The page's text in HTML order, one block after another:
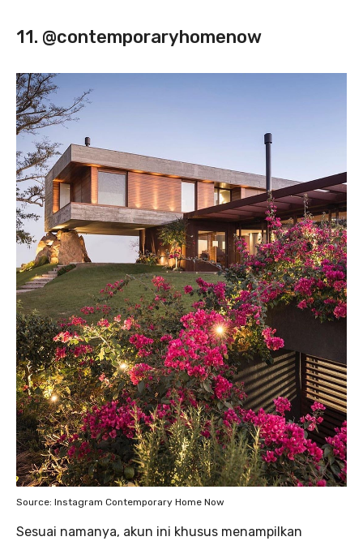
11. @contemporaryhomenow
Source: Instagram Contemporary Home Now
Sesuai namanya, akun ini khusus menampilkan